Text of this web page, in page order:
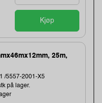
Kjøp
25m,
/5557-2001-X5
på lager.